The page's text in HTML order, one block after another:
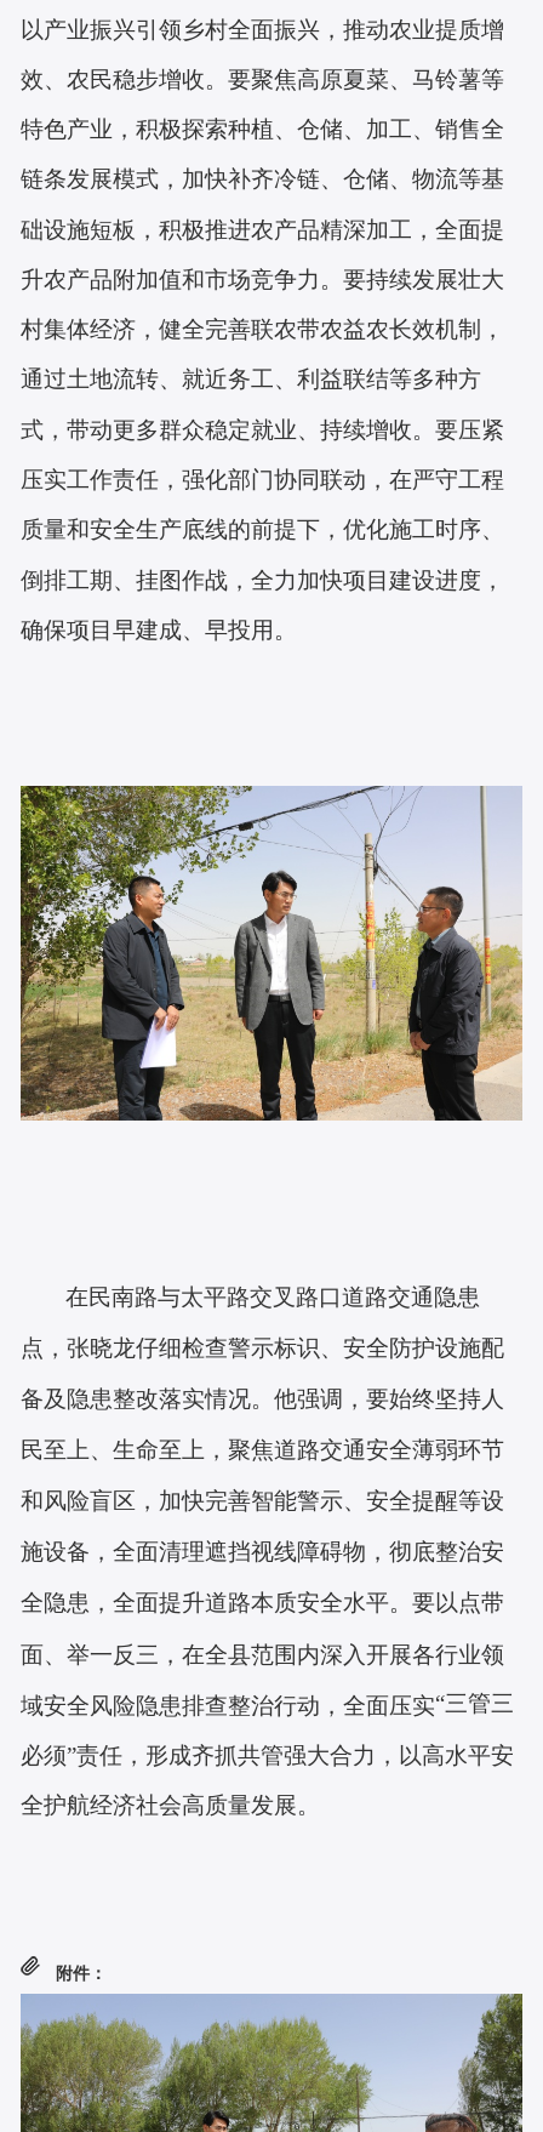
以产业振兴引领乡村全面振兴，推动农业提质增
效、农民稳步增收。要聚焦高原夏菜、马铃薯等
特色产业，积极探索种植、仓储、加工、销售全
链条发展模式，加快补齐冷链、仓储、物流等基
础设施短板，积极推进农产品精深加工，全面提
升农产品附加值和市场竞争力。要持续发展壮大
村集体经济，健全完善联农带农益农长效机制，
通过土地流转、就近务工、利益联结等多种方
式，带动更多群众稳定就业、持续增收。要压紧
压实工作责任，强化部门协同联动，在严守工程
质量和安全生产底线的前提下，优化施工时序、
倒排工期、挂图作战，全力加快项目建设进度，
确保项目早建成、早投用。
在民南路与太平路交叉路口道路交通隐患
点，张晓龙仔细检查警示标识、安全防护设施配
备及隐患整改落实情况。他强调，要始终坚持人
民至上、生命至上，聚焦道路交通安全薄弱环节
和风险盲区，加快完善智能警示、安全提醒等设
施设备，全面清理遮挡视线障碍物，彻底整治安
全隐患，全面提升道路本质安全水平。要以点带
面、举一反三，在全县范围内深入开展各行业领
域安全风险隐患排查整治行动，全面压实“三管三
必须”责任，形成齐抓共管强大合力，以高水平安
全护航经济社会高质量发展。
附件：